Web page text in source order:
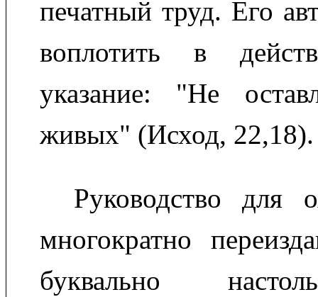
печатный труд. Его
воплотить в
указание: "Не
живых" (Исход, 22,18).
Руководство для
многократно
буквально